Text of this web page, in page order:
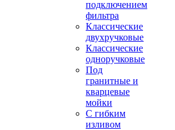
подключением
фильтра
Классические
двухручковые
Классические
одноручковые
Под
гранитные и
кварцевые
мойки
С гибким
изливом